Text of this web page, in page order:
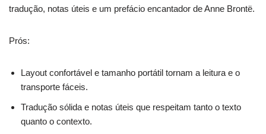
tradução, notas úteis e um prefácio encantador de Anne Brontë.
Prós:
Layout confortável e tamanho portátil tornam a leitura e o
transporte fáceis.
Tradução sólida e notas úteis que respeitam tanto o texto
quanto o contexto.